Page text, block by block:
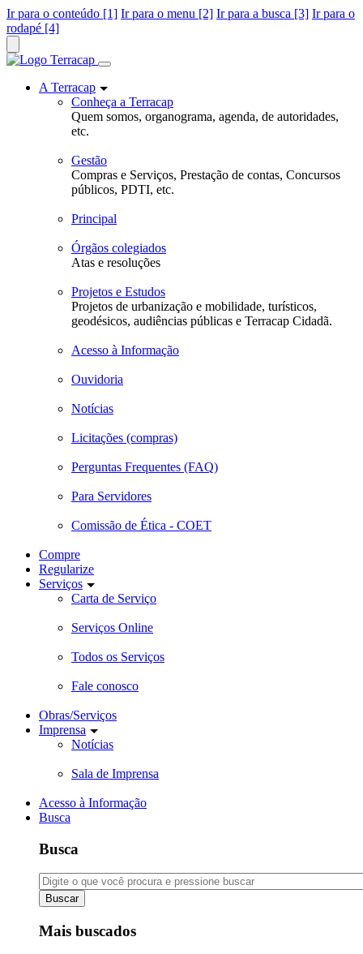
Ir para o conteúdo [1] Ir para o menu [2] Ir para a busca [3] Ir para o
rodapé [4]
A Terracap
Conheça a Terracap
Quem somos, organograma, agenda, de autoridades,
etc.
Gestão
Compras e Serviços, Prestação de contas, Concursos
públicos, PDTI, etc.
Principal
Órgãos colegiados
Atas e resoluções
Projetos e Estudos
Projetos de urbanização e mobilidade, turísticos,
geodésicos, audiências públicas e Terracap Cidadã.
Acesso à Informação
Ouvidoria
Notícias
Licitações (compras)
Perguntas Frequentes (FAQ)
Para Servidores
Comissão de Ética - COET
Compre
Regularize
Serviços
Carta de Serviço
Serviços Online
Todos os Serviços
Fale conosco
Obras/Serviços
Imprensa
Notícias
Sala de Imprensa
Acesso à Informação
Busca
Busca
Buscar
Mais buscados